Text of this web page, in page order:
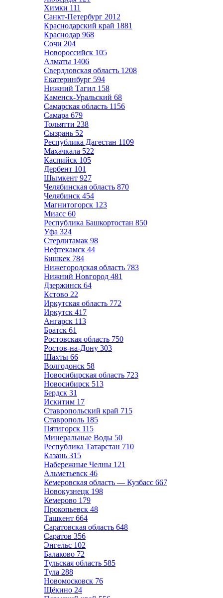
Химки 111
Санкт-Петербург 2012
Краснодарский край 1881
Краснодар 968
Сочи 204
Новороссийск 105
Алматы 1406
Свердловская область 1208
Екатеринбург 594
Нижний Тагил 158
Каменск-Уральский 68
Самарская область 1156
Самара 679
Тольятти 238
Сызрань 52
Республика Дагестан 1109
Махачкала 522
Каспийск 105
Дербент 101
Шымкент 927
Челябинская область 870
Челябинск 454
Магнитогорск 123
Миасс 60
Республика Башкортостан 850
Уфа 324
Стерлитамак 98
Нефтекамск 44
Бишкек 784
Нижегородская область 783
Нижний Новгород 481
Дзержинск 64
Кстово 22
Иркутская область 772
Иркутск 417
Ангарск 113
Братск 61
Ростовская область 750
Ростов-на-Дону 303
Шахты 66
Волгодонск 58
Новосибирская область 723
Новосибирск 513
Бердск 31
Искитим 17
Ставропольский край 715
Ставрополь 185
Пятигорск 115
Минеральные Воды 50
Республика Татарстан 710
Казань 315
Набережные Челны 121
Альметьевск 46
Кемеровская область — Кузбасс 667
Новокузнецк 198
Кемерово 179
Прокопьевск 48
Ташкент 664
Саратовская область 648
Саратов 356
Энгельс 102
Балаково 72
Тульская область 585
Тула 288
Новомосковск 76
Щёкино 24